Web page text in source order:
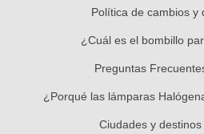
Política de cambios y
¿Cuál es el bombillo
Preguntas
¿Porqué las lámparas
Ciudades y